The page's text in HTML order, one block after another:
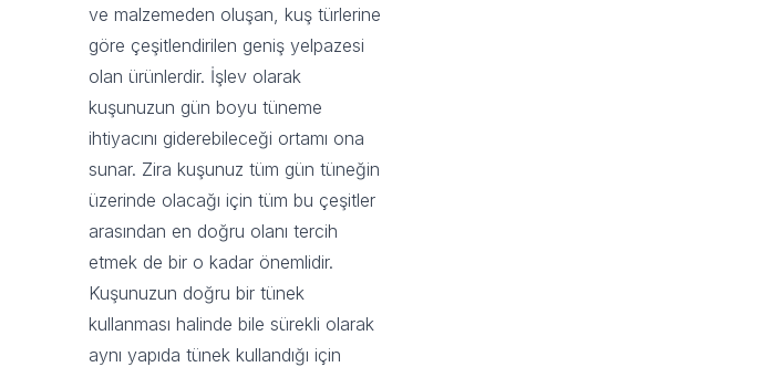
ve malzemeden oluşan, kuş türlerine
göre çeşitlendirilen geniş yelpazesi
olan ürünlerdir. İşlev olarak
kuşunuzun gün boyu tüneme
ihtiyacını giderebileceği ortamı ona
sunar. Zira kuşunuz tüm gün tüneğin
üzerinde olacağı için tüm bu çeşitler
arasından en doğru olanı tercih
etmek de bir o kadar önemlidir.
Kuşunuzun doğru bir tünek
kullanması halinde bile sürekli olarak
aynı yapıda tünek kullandığı için